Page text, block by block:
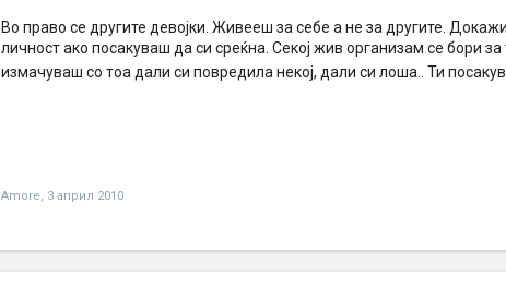
Во право се другите девојки. Живееш за себе а не за другите.
личност ако посакуваш да си среќна. Секој жив организам се бори
измачуваш со тоа дали си повредила некој, дали си лоша.. Ти
Amore, 3 април 2010